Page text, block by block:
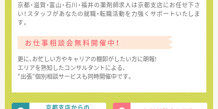
京都・滋賀・富山・石川・福井の薬剤師求人は京都支店にお任せ下さ
い！スタッフがあなたの就職・転職活動を力強くサポートいたしま
す。
お仕事相談会無料開催中！
更に、お忙しい方やキャリアの棚卸がしたい方に朗報!
エリアを熟知したコンサルタントによる、
“出張”個別相談サービスも同時開催中です。